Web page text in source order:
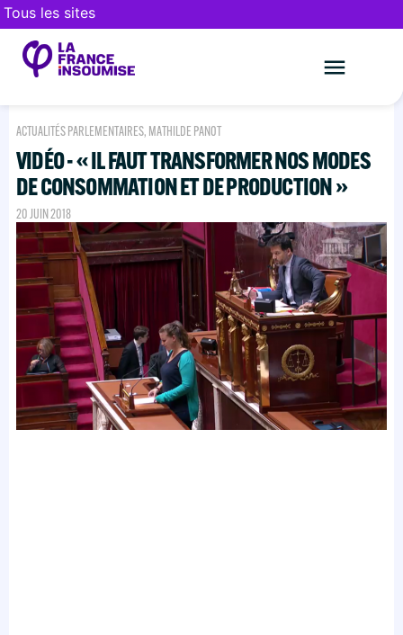
Tous les sites
ACTUALITÉS PARLEMENTAIRES, MATHILDE PANOT
VIDÉO - « IL FAUT TRANSFORMER NOS MODES
DE CONSOMMATION ET DE PRODUCTION »
20 JUIN 2018